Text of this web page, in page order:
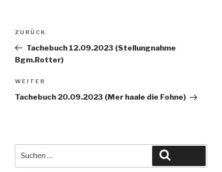
Beitragsnavigation
Vorheriger
Beitrag
ZURÜCK
Tachebuch 12.09.2023 (Stellungnahme
Bgm.Rotter)
Nächster
Beitrag
WEITER
Tachebuch 20.09.2023 (Mer haale die Fohne)